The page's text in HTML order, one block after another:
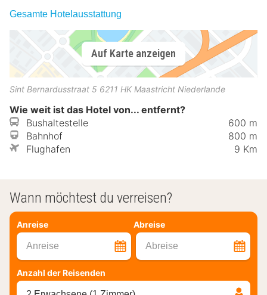
Gesamte Hotelausstattung
Auf Karte anzeigen
Sint Bernardusstraat 5 6211 HK Maastricht Niederlande
Wie weit ist das Hotel von... entfernt?
Bushaltestelle
600 m
Bahnhof
800 m
Flughafen
9 Km
Wann möchtest du verreisen?
Anreise Abreise
Anreise Abreise
Anzahl der Reisenden